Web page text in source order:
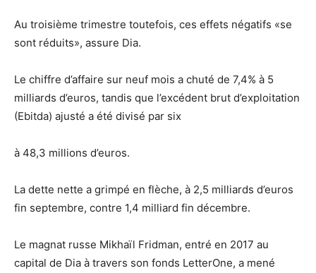
Au troisième trimestre toutefois, ces effets négatifs «se
sont réduits», assure Dia.
Le chiffre d’affaire sur neuf mois a chuté de 7,4% à 5
milliards d’euros, tandis que l’excédent brut d’exploitation
(Ebitda) ajusté a été divisé par six
à 48,3 millions d’euros.
La dette nette a grimpé en flèche, à 2,5 milliards d’euros
fin septembre, contre 1,4 milliard fin décembre.
Le magnat russe Mikhaïl Fridman, entré en 2017 au
capital de Dia à travers son fonds LetterOne, a mené